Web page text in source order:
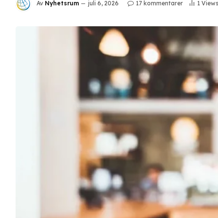
Av Nyhetsrum juli 6, 2026 17 kommentarer 1 Views